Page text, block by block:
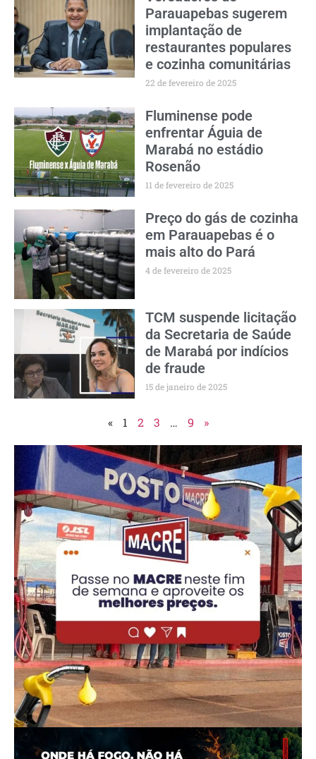
Parauapebas sugerem
implantação de
restaurantes populares
e cozinha comunitárias
22 de fevereiro de 2025
Fluminense pode
enfrentar Águia de
Marabá no estádio
Rosenão
11 de fevereiro de 2025
Preço do gás de cozinha
em Parauapebas é o
mais alto do Pará
4 de fevereiro de 2025
TCM suspende licitação
da Secretaria de Saúde
de Marabá por indícios
de fraude
15 de janeiro de 2025
« 1 2 3 … 9 »
PUBLICIDADE